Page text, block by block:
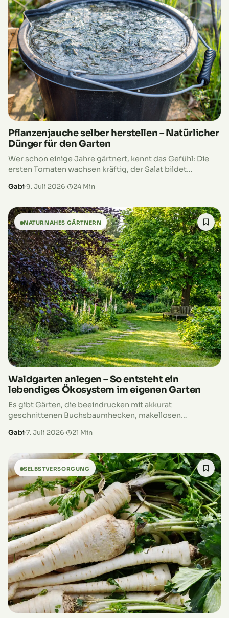
Pflanzenjauche selber herstellen – Natürlicher
Dünger für den Garten
Wer schon einige Jahre gärtnert, kennt das Gefühl: Die
ersten Tomaten wachsen kräftig, der Salat bildet
regelrechten Wachstumsschub hin. Gleichzeitig steigt…
Gabi·9. Juli 2026· 24 Min
NATURNAHES GÄRTNERN
Waldgarten anlegen – So entsteht ein
lebendiges Ökosystem im eigenen Garten
Es gibt Gärten, die beeindrucken mit akkurat
geschnittenen Buchsbaumhecken, makellosen
gibt es Gärten, in denen die Natur scheinbar selbst das
Gabi·7. Juli 2026· 21 Min
SELBSTVERSORGUNG